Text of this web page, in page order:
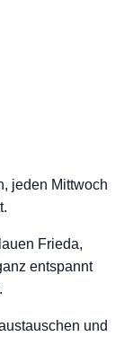
jeden Mittwoch
Frieda,
entspannt
und